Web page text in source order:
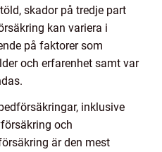
skador på tredje part
kan variera i
på faktorer som
och erfarenhet samt var
inklusive
och
är den mest